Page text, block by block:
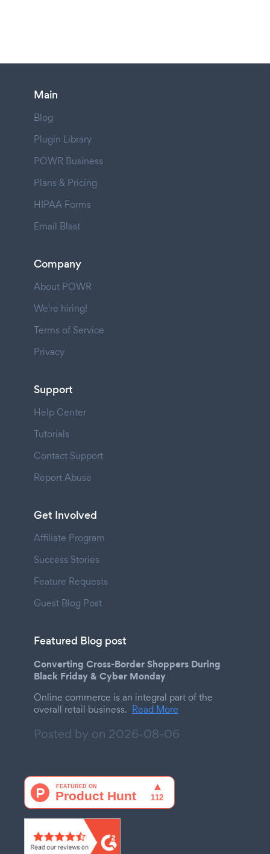
Main
Blog
Plugin Library
POWR Business
Plans & Pricing
HIPAA Forms
Email Blast
Company
About POWR
We're hiring!
Terms of Service
Privacy
Support
Help Center
Tutorials
Contact Support
Report Abuse
Get Involved
Affiliate Program
Success Stories
Feature Requests
Guest Blog Post
Featured Blog post
Converting Cross-Border Shoppers During
Black Friday & Cyber Monday
Online commerce is an integral part of the
overall retail business. Read More
Posted by on 2026-08-06